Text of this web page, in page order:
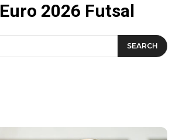
Euro 2026 Futsal
SEARCH